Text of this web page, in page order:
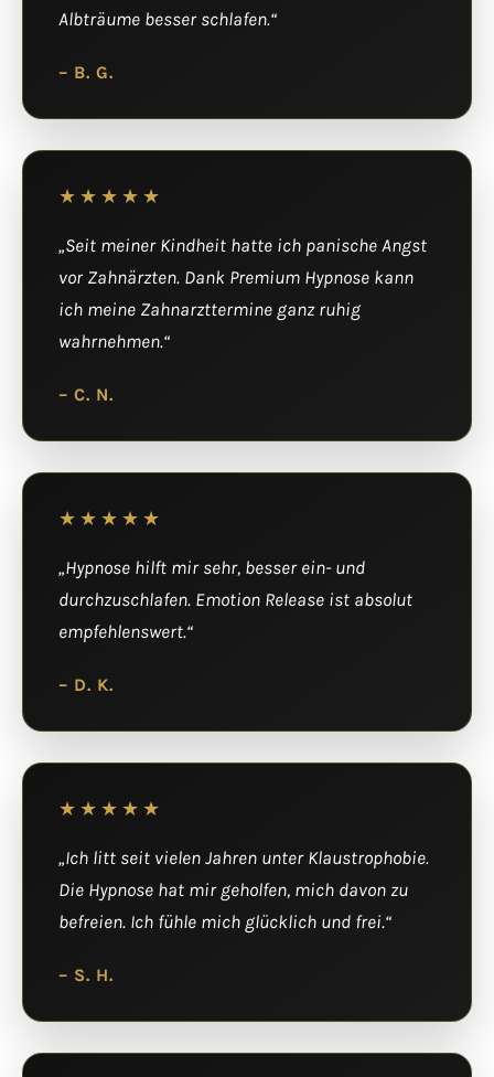
Albträume besser schlafen.“
– B. G.
★★★★★
„Seit meiner Kindheit hatte ich panische Angst
vor Zahnärzten. Dank Premium Hypnose kann
ich meine Zahnarzttermine ganz ruhig
wahrnehmen.“
– C. N.
★★★★★
„Hypnose hilft mir sehr, besser ein- und
durchzuschlafen. Emotion Release ist absolut
empfehlenswert.“
– D. K.
★★★★★
„Ich litt seit vielen Jahren unter Klaustrophobie.
Die Hypnose hat mir geholfen, mich davon zu
befreien. Ich fühle mich glücklich und frei.“
– S. H.